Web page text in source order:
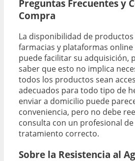
Preguntas Frecuentes y
Compra
La disponibilidad de
farmacias y plataformas online
puede facilitar su adquisición,
saber que esto no implica
todos los productos sean
adecuados para todo tipo de
enviar a domicilio puede
conveniencia, pero no debe
consulta con un profesional
tratamiento correcto.
Sobre la Resistencia al